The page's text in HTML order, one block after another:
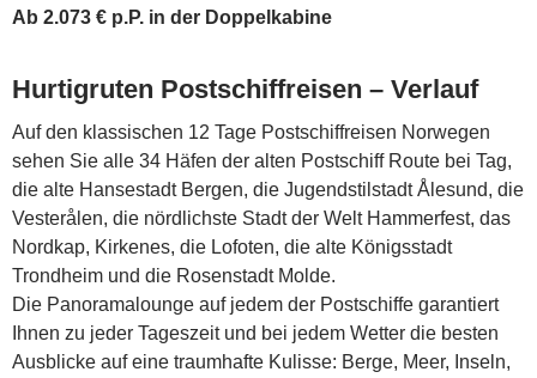
Ab 2.073 € p.P. in der Doppelkabine
Hurtigruten Postschiffreisen – Verlauf
Auf den klassischen 12 Tage Postschiffreisen Norwegen
sehen Sie alle 34 Häfen der alten Postschiff Route bei Tag,
die alte Hansestadt Bergen, die Jugendstilstadt Ålesund, die
Vesterålen, die nördlichste Stadt der Welt Hammerfest, das
Nordkap, Kirkenes, die Lofoten, die alte Königsstadt
Trondheim und die Rosenstadt Molde.
Die Panoramalounge auf jedem der Postschiffe garantiert
Ihnen zu jeder Tageszeit und bei jedem Wetter die besten
Ausblicke auf eine traumhafte Kulisse: Berge, Meer, Inseln,